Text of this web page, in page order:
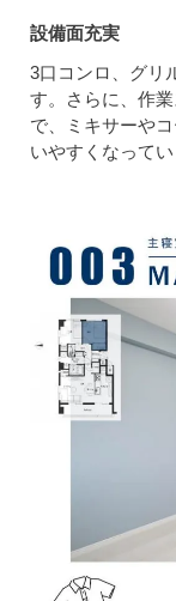
設備面充実
3口コンロ、グリ
す。さらに、作
で、ミキサーや
いやすくなってい